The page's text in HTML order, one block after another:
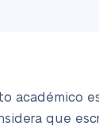
académico
que